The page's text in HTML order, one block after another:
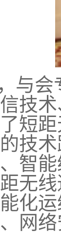
与
技
短
技
智
无
化
网